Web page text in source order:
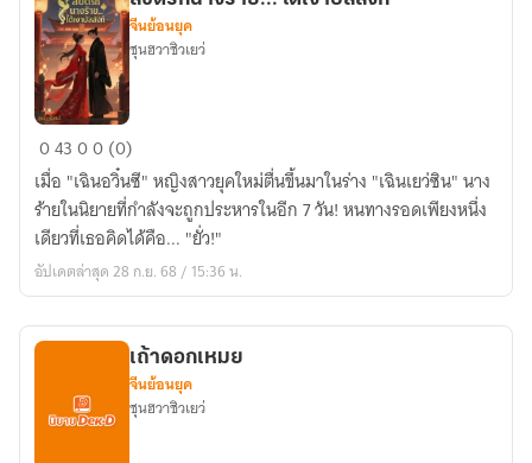
ลิขิต
รัก
นาง
ร้าย...
ใต้
เงา
จีนย้อนยุค
ชุนฮวาชิวเยว่
04300 (0)
เมื่อ "เฉินอวิ๋นซี" หญิงสาวยุคใหม่ตื่นขึ้นมาในร่าง "เฉินเยว่ซิน" นาง
ร้ายในนิยายที่กำลังจะถูกประหารในอีก 7 วัน! หนทางรอดเพียงหนึ่ง
เดียวที่เธอคิดได้คือ... "ยั่ว!"
อัปเดตล่าสุด 28 ก.ย. 68 / 15:36 น.
เถ้าดอกเหมย
จีนย้อนยุค
ชุนฮวาชิวเยว่